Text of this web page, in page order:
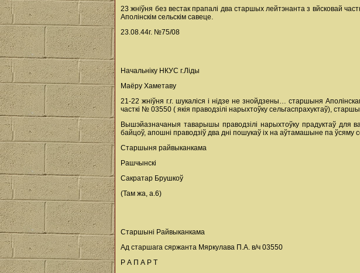
23 жніўня без вестак прапалі два старшых лейтэнанта з вйсковай
Аполінскім сельскім савеце.
23.08.44г. №75/08
Начальніку НКУС г.Ліды
Маёру Хаметаву
21-22 жніўня г.г. шукаліся і нідзе не знойдзены… старшыня
часткі № 03550 ( якія праводзілі нарыхтоўку сельгаспрахуктаў),
Вышэйазначаныя таварышы праводзілі нарыхтоўку прадуктаў
байцоў, апошні праводзіў два дні пошукаў іх на аўтамашыне па
Старшыня райвыканкама
Рашчынскі
Сакратар Брушкоў
(Там жа, а.6)
Старшыні Райвыканкама
Ад старшага сяржанта Мяркулава П.А. в/ч 03550
Р А П А Р Т